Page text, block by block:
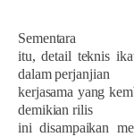
Sementara
itu, detail teknis
dalam perjanjian
kerjasama yang
demikian rilis
ini disampaikan